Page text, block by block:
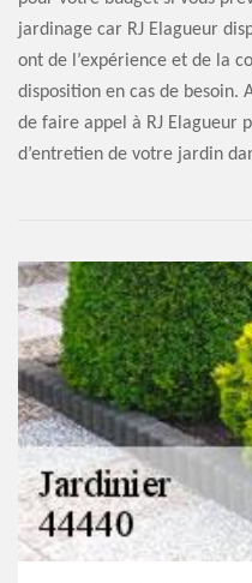
jardinage car RJ Elagueur
ont de l’expérience et de la
disposition en cas de besoin.
de faire appel à RJ Elagueur
d’entretien de votre jardin